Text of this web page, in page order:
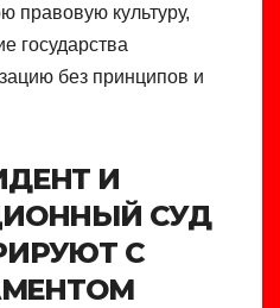
правовую культуру,
государства
без принципов и
И
СУД
С